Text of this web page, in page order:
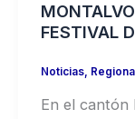
FESTIVAL
Noticias,
En el cantón